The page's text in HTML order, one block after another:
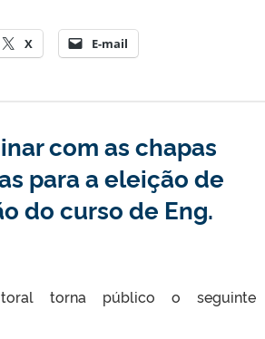
X E-mail
com as chapas
para a eleição de
do curso de Eng.
torna público o seguinte